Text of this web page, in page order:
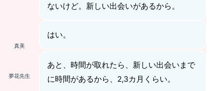
ないけど。新しい出会いがあるから。
真美
はい。
夢花先生
あと、時間が取れたら、新しい出会いまで
に時間があるから、2,3カ月くらい。